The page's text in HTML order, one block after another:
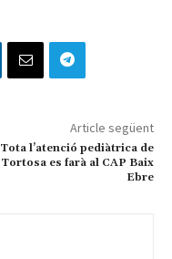
Article següent
Tota l’atenció pediàtrica de
Tortosa es farà al CAP Baix
Ebre